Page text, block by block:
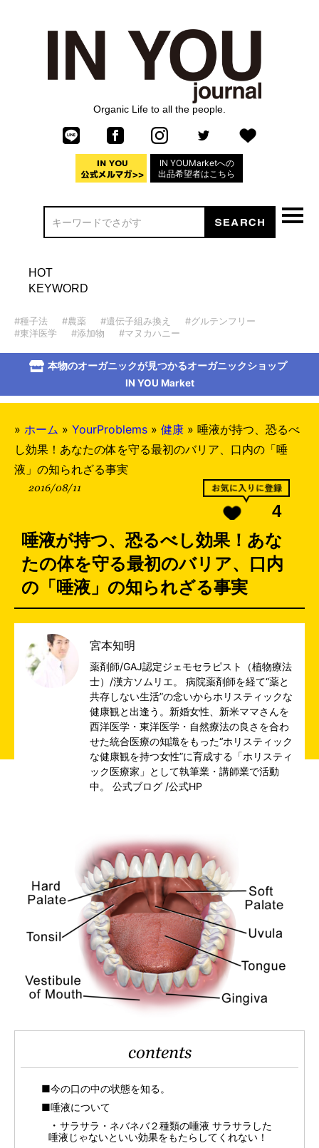
Organic Life to all the people.
IN YOUMarketへの
出品希望者はこちら
HOT
KEYWORD
#種子法 #農薬 #遺伝子組み換え
#グルテンフリー
#東洋医学
#添加物 #マヌカハニー
本物のオーガニックが見つかるオーガニックショップ
IN YOU Market
» ホーム » YourProblems » 健康 » 唾液が持つ、恐るべ
し効果！あなたの体を守る最初のバリア、口内の「唾
液」の知られざる事実
2016/08/11
4
唾液が持つ、恐るべし効果！あな
たの体を守る最初のバリア、口内
の「唾液」の知られざる事実
宮本知明
薬剤師/GAJ認定ジェモセラピスト（植物療法
士）/漢方ソムリエ。 病院薬剤師を経て“薬と
共存しない生活”の念いからホリスティックな
健康観と出逢う。新婚女性、新米ママさんを
西洋医学・東洋医学・自然療法の良さを合わ
せた統合医療の知識をもった“ホリスティック
な健康観を持つ女性”に育成する「ホリスティ
ック医療家」として執筆業・講師業で活動
中。 公式ブログ /公式HP
contents
■今の口の中の状態を知る。
■唾液について
サラサラ・ネバネバ２種類の唾液 サラサラした
唾液じゃないといい効果をもたらしてくれない！